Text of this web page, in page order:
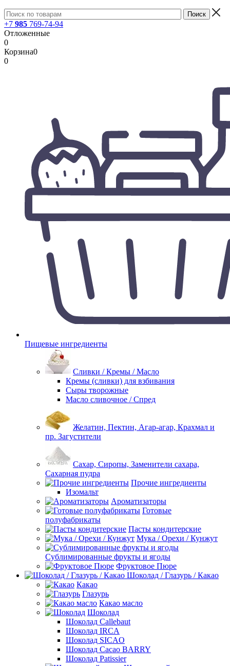
+7 985 769-74-94
Отложенные
0
Корзина0
0
Пищевые ингредиенты
Сливки / Кремы / Масло
Кремы (сливки) для взбивания
Сыры творожные
Масло сливочное / Спред
Желатин, Пектин, Агар-агар, Крахмал и
пр. Загустители
Сахар, Сиропы, Заменители сахара,
Сахарная пудра
Прочие ингредиенты
Изомальт
Ароматизаторы
Готовые
полуфабрикаты
Пасты кондитерские
Мука / Орехи / Кунжут
Сублимированные фрукты и ягоды
Фруктовое Пюре
Шоколад / Глазурь / Какао
Какао
Глазурь
Какао масло
Шоколад
Шоколад Callebaut
Шоколад IRCA
Шоколад SICAO
Шоколад Cacao BARRY
Шоколад Patissier